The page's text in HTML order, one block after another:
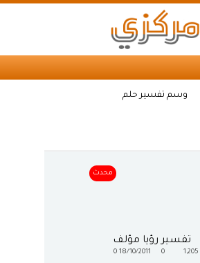
وسم تفسير حلم
محدث
تفسير رؤيا مؤلف
1,205
0
18/10/2011
0